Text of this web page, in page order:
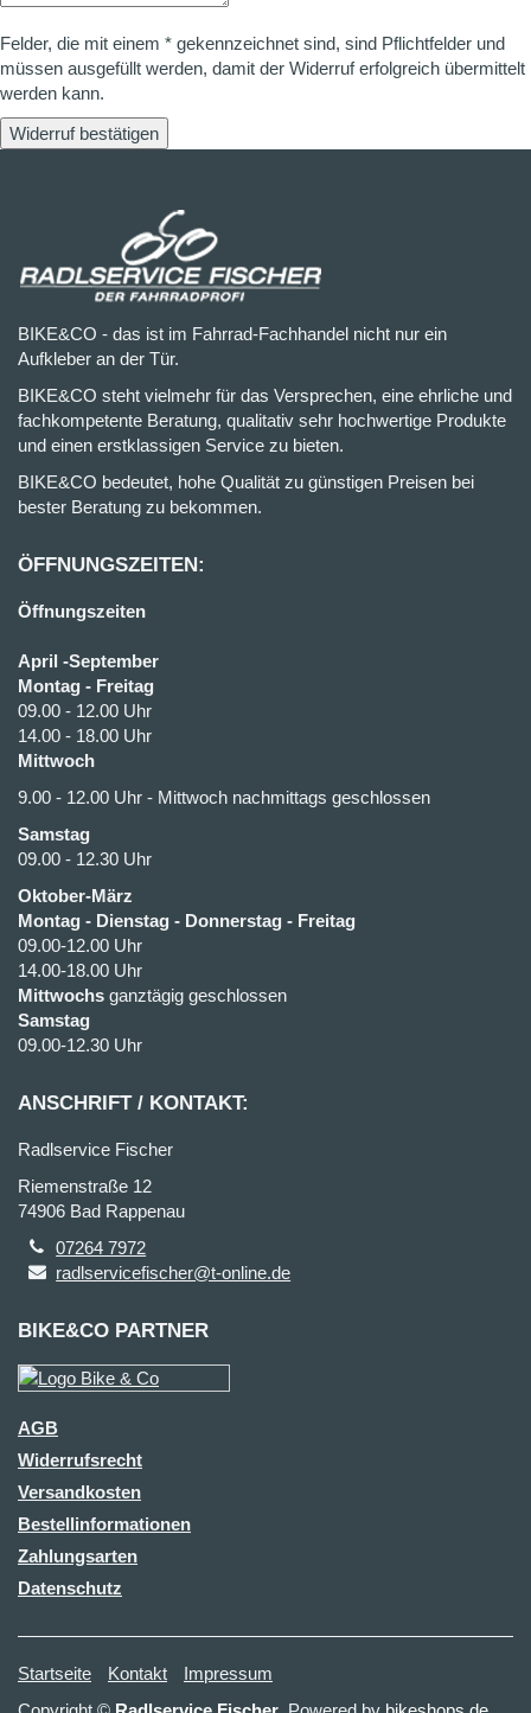
Felder, die mit einem * gekennzeichnet sind, sind Pflichtfelder und
müssen ausgefüllt werden, damit der Widerruf erfolgreich übermittelt
werden kann.
Widerruf bestätigen
BIKE&CO - das ist im Fahrrad-Fachhandel nicht nur ein
Aufkleber an der Tür.
BIKE&CO steht vielmehr für das Versprechen, eine ehrliche und
fachkompetente Beratung, qualitativ sehr hochwertige Produkte
und einen erstklassigen Service zu bieten.
BIKE&CO bedeutet, hohe Qualität zu günstigen Preisen bei
bester Beratung zu bekommen.
ÖFFNUNGSZEITEN:
Öffnungszeiten
April -September
Montag - Freitag
09.00 - 12.00 Uhr
14.00 - 18.00 Uhr
Mittwoch
9.00 - 12.00 Uhr - Mittwoch nachmittags geschlossen
Samstag
09.00 - 12.30 Uhr
Oktober-März
Montag - Dienstag - Donnerstag - Freitag
09.00-12.00 Uhr
14.00-18.00 Uhr
Mittwochs ganztägig geschlossen
Samstag
09.00-12.30 Uhr
ANSCHRIFT / KONTAKT:
Radlservice Fischer
Riemenstraße 12
74906 Bad Rappenau
07264 7972
radlservicefischer@t-online.de
BIKE&CO PARTNER
AGB
Widerrufsrecht
Versandkosten
Bestellinformationen
Zahlungsarten
Datenschutz
Startseite Kontakt
Impressum